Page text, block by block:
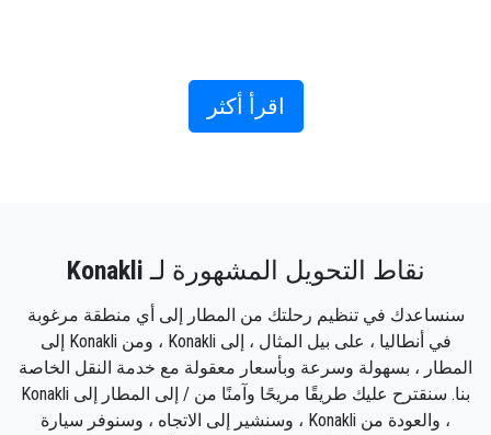
اقرأ أكثر
نقاط التحويل المشهورة لـ Konakli
سنساعدك في تنظيم رحلتك من المطار إلى أي منطقة مرغوبة
في أنطاليا ، على بيل المثال ، إلى Konakli ، ومن Konakli إلى
المطار ، بسهولة وسرعة وبأسعار معقولة مع خدمة النقل الخاصة
بنا. سنقترح عليك طريقًا مريحًا وآمنًا من / إلى المطار إلى Konakli
، والعودة من Konakli ، وسنشير إلى الاتجاه ، وسنوفر سيارة